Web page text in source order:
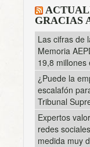
GRACIAS
Las cifras de
Memoria
19,8 millones
¿Puede la
escalafón
Tribunal
Expertos
redes
medida muy